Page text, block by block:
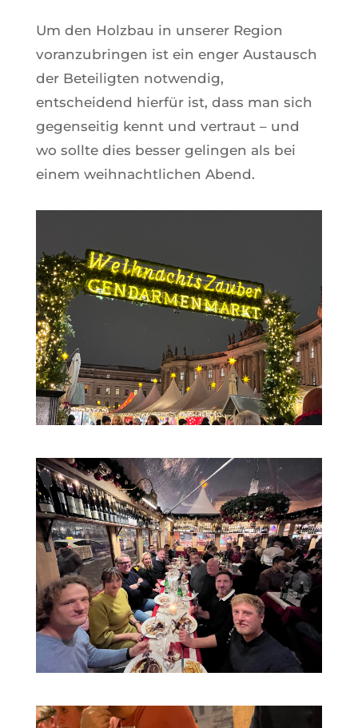
Um den Holzbau in unserer Region
voranzubringen ist ein enger Austausch
der Beteiligten notwendig,
entscheidend hierfür ist, dass man sich
gegenseitig kennt und vertraut – und
wo sollte dies besser gelingen als bei
einem weihnachtlichen Abend.